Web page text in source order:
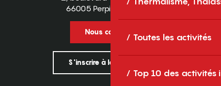
Toutes les activités
Top 10 des activités
66005 Perpignan Cedex
Nous contacter
S'inscrire à la newsletter